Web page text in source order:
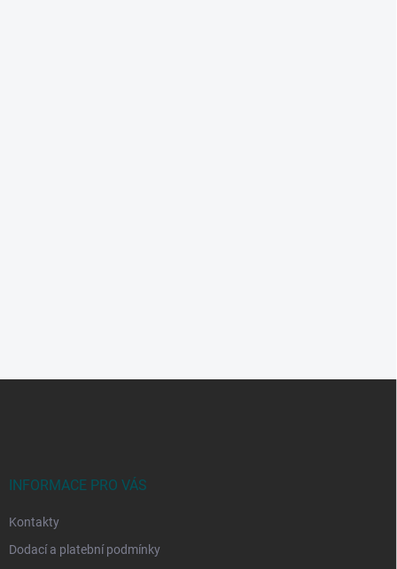
INFORMACE PRO VÁS
Kontakty
Dodací a platební podmínky